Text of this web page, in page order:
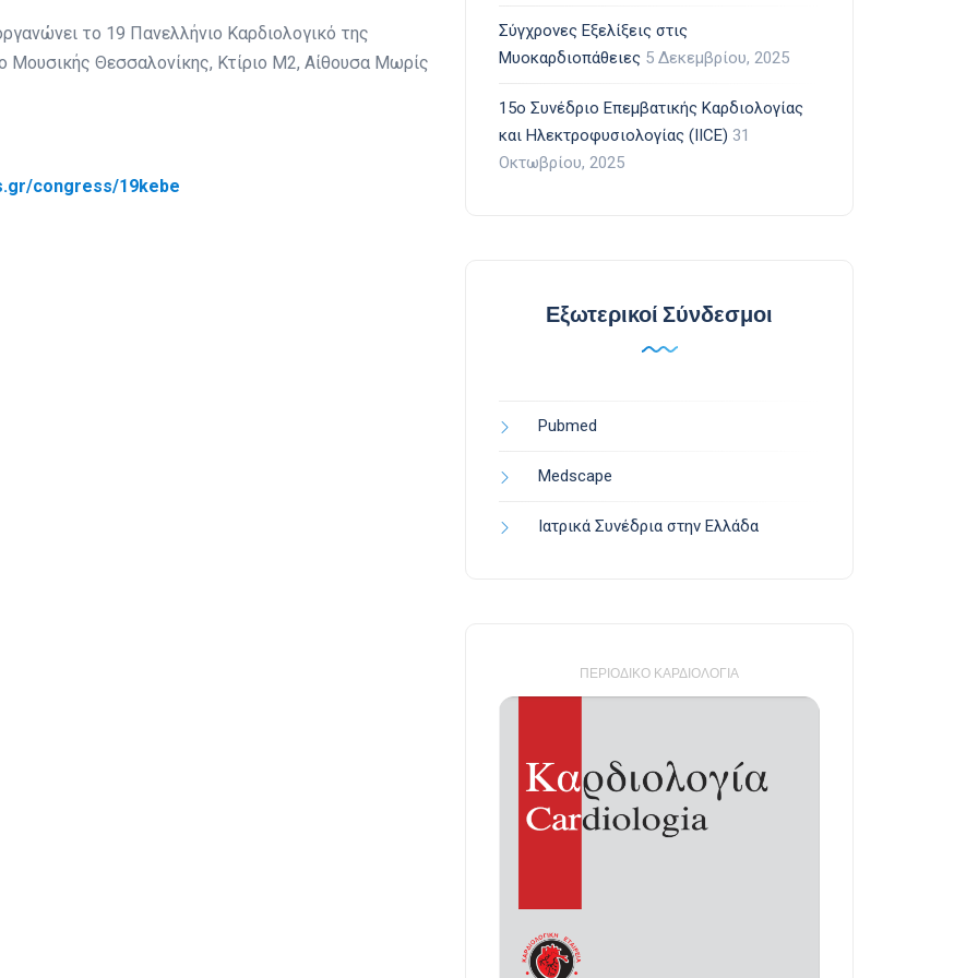
το 19 Πανελλήνιο Καρδιολογικό της
Μουσικής Θεσσαλονίκης, Κτίριο Μ2, Αίθουσα Μωρίς
congress/19kebe
Σύγχρονες Εξελίξεις στις
Μυοκαρδιοπάθειες 5 Δεκεμβρίου, 2025
15ο Συνέδριο Επεμβατικής Καρδιολογίας
και Ηλεκτροφυσιολογίας (IICE) 31
Οκτωβρίου, 2025
Εξωτερικοί Σύνδεσμοι
Pubmed
Medscape
Ιατρικά Συνέδρια στην Ελλάδα
ΠΕΡΙΟΔΙΚΌ ΚΑΡΔΙΟΛΟΓΊΑ